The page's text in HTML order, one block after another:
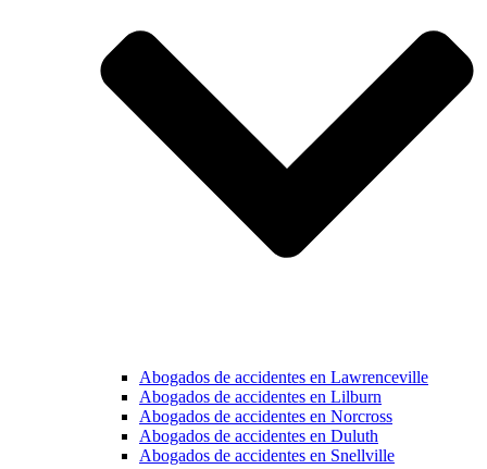
Abogados de accidentes en Lawrenceville
Abogados de accidentes en Lilburn
Abogados de accidentes en Norcross
Abogados de accidentes en Duluth
Abogados de accidentes en Snellville